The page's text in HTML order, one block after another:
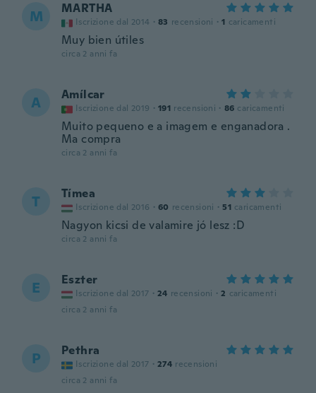
M MARTHA
Iscrizione dal 2014 · 83 recensioni · 1 caricamenti
Muy bien útiles
circa 2 anni fa
A Amílcar
Iscrizione dal 2019 · 191 recensioni · 86 caricamenti
Muito pequeno e a imagem e enganadora .
Ma compra
circa 2 anni fa
T Tímea
Iscrizione dal 2016 · 60 recensioni · 51 caricamenti
Nagyon kicsi de valamire jó lesz :D
circa 2 anni fa
E Eszter
Iscrizione dal 2017 · 24 recensioni · 2 caricamenti
circa 2 anni fa
P Pethra
Iscrizione dal 2017 · 274 recensioni
circa 2 anni fa